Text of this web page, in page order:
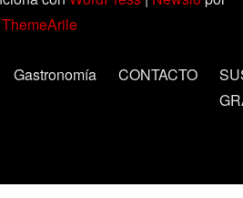
ThemeArile
Gastronomía CONTACTO